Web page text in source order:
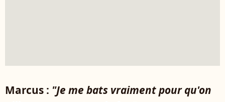
Marcus : "Je me bats vraiment pour qu'on